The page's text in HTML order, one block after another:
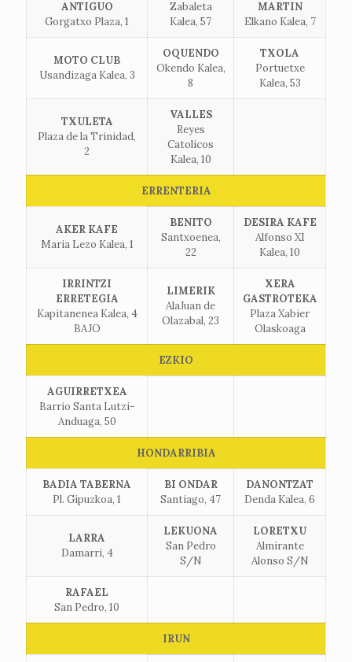
ANTIGUO
Gorgatxo Plaza, 1
Zabaleta
Kalea, 57
MARTIN
Elkano Kalea, 7
MOTO CLUB
Usandizaga Kalea, 3
OQUENDO
Okendo Kalea,
8
TXOLA
Portuetxe
Kalea, 53
TXULETA
Plaza de la Trinidad,
2
VALLES
Reyes
Catolicos
Kalea, 10
ERRENTERIA
AKER KAFE
Maria Lezo Kalea, 1
BENITO
Santxoenea,
22
DESIRA KAFE
Alfonso XI
Kalea, 10
IRRINTZI
ERRETEGIA
Kapitanenea Kalea, 4
BAJO
LIMERIK
AlaJuan de
Olazabal, 23
XERA
GASTROTEKA
Plaza Xabier
Olaskoaga
EZKIO
AGUIRRETXEA
Barrio Santa Lutzi-
Anduaga, 50
HONDARRIBIA
BADIA TABERNA
Pl. Gipuzkoa, 1
BI ONDAR
Santiago, 47
DANONTZAT
Denda Kalea, 6
LARRA
Damarri, 4
LEKUONA
San Pedro
S/N
LORETXU
Almirante
Alonso S/N
RAFAEL
San Pedro, 10
IRUN